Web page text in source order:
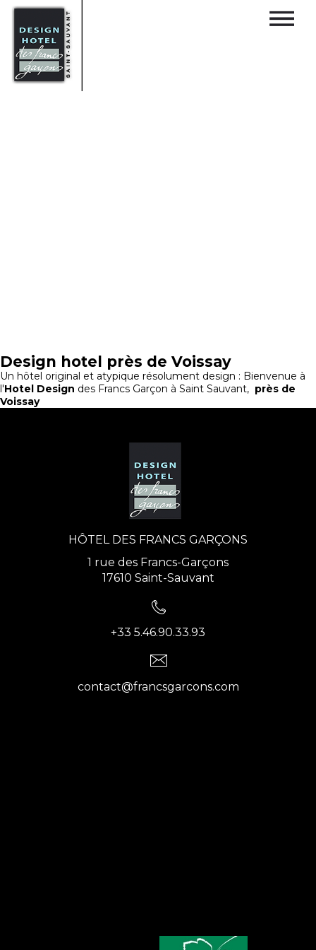
Design hotel près de Voissay
Un hôtel original et atypique résolument design : Bienvenue à
l'Hotel Design des Francs Garçon à Saint Sauvant, près de
Voissay
HÔTEL DES FRANCS GARÇONS
1 rue des Francs-Garçons
17610 Saint-Sauvant
+33 5.46.90.33.93
contact@francsgarcons.com